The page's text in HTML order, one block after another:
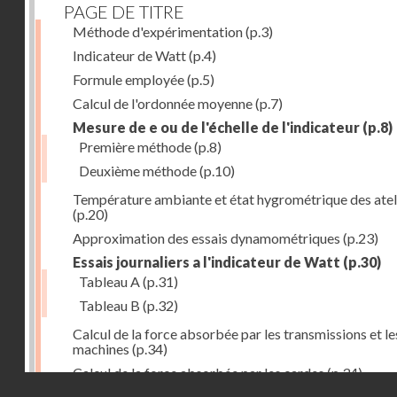
PAGE DE TITRE
Méthode d'expérimentation(p.3)
Indicateur de Watt(p.4)
Formule employée(p.5)
Calcul de l'ordonnée moyenne(p.7)
Mesure de e ou de l'échelle de l'indicateur (p.8)
Première méthode(p.8)
Deuxième méthode(p.10)
Température ambiante et état hygrométrique des
(p.20)
Approximation des essais dynamométriques (p.23)
Essais journaliers a l'indicateur de Watt (p.30)
Tableau A (p.31)
Tableau B (p.32)
Calcul de la force absorbée par les transmissions et
machines (p.34)
Calcul de la force absorbée par les cardes(p.34)